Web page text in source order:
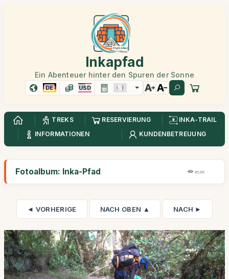
Inkapfad
Ein Abenteuer hinter den Spuren der Sonne
DE USD
TREKS RESERVIERUNG
INKA-TRAIL
INFORMATIONEN
KUNDENBETREUUNG
Fotoalbum: Inka-Pfad 45,6K
◄ VORHERIGE NACH OBEN ▲ NACH ►